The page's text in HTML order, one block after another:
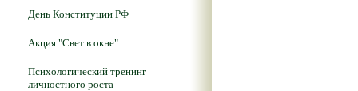
День Конституции РФ
Акция "Свет в окне"
Психологический тренинг
личностного роста